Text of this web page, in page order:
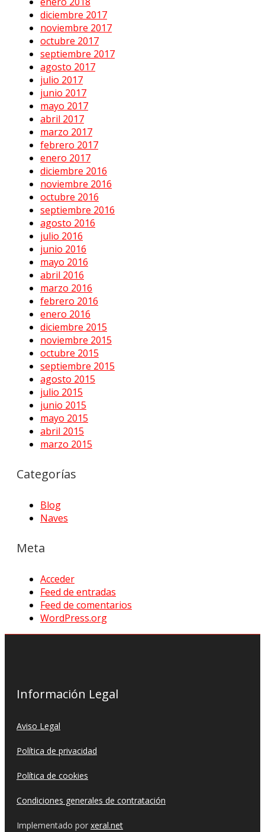
diciembre 2017
noviembre 2017
octubre 2017
septiembre 2017
agosto 2017
julio 2017
junio 2017
mayo 2017
abril 2017
marzo 2017
febrero 2017
enero 2017
diciembre 2016
noviembre 2016
octubre 2016
septiembre 2016
agosto 2016
julio 2016
junio 2016
mayo 2016
abril 2016
marzo 2016
febrero 2016
enero 2016
diciembre 2015
noviembre 2015
octubre 2015
septiembre 2015
agosto 2015
julio 2015
junio 2015
mayo 2015
abril 2015
marzo 2015
Categorías
Blog
Naves
Meta
Acceder
Feed de entradas
Feed de comentarios
WordPress.org
Información Legal
Aviso Legal
Política de privacidad
Política de cookies
Condiciones generales de contratación
Implementado por xeral.net